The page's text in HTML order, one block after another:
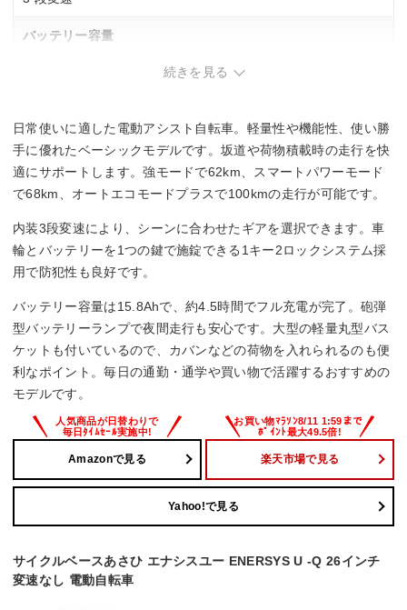
バッテリー容量
4.5 時間
62 km
エコモード
続きを見る
日常使いに適した電動アシスト自転車。軽量性や機能性、使い勝
手に優れたベーシックモデルです。坂道や荷物積載時の走行を快
適にサポートします。強モードで62km、スマートパワーモード
で68km、オートエコモードプラスで100kmの走行が可能です。
内装3段変速により、シーンに合わせたギアを選択できます。車
輪とバッテリーを1つの鍵で施錠できる1キー2ロックシステム採
用で防犯性も良好です。
バッテリー容量は15.8Ahで、約4.5時間でフル充電が完了。砲弾
型バッテリーランプで夜間走行も安心です。大型の軽量丸型バス
ケットも付いているので、カバンなどの荷物を入れられるのも便
利なポイント。毎日の通勤・通学や買い物で活躍するおすすめの
モデルです。
Amazonで見る 楽天市場で見る
Yahoo!で見る
サイクルベースあさひ エナシスユー ENERSYS U -Q 26インチ
変速なし 電動自転車